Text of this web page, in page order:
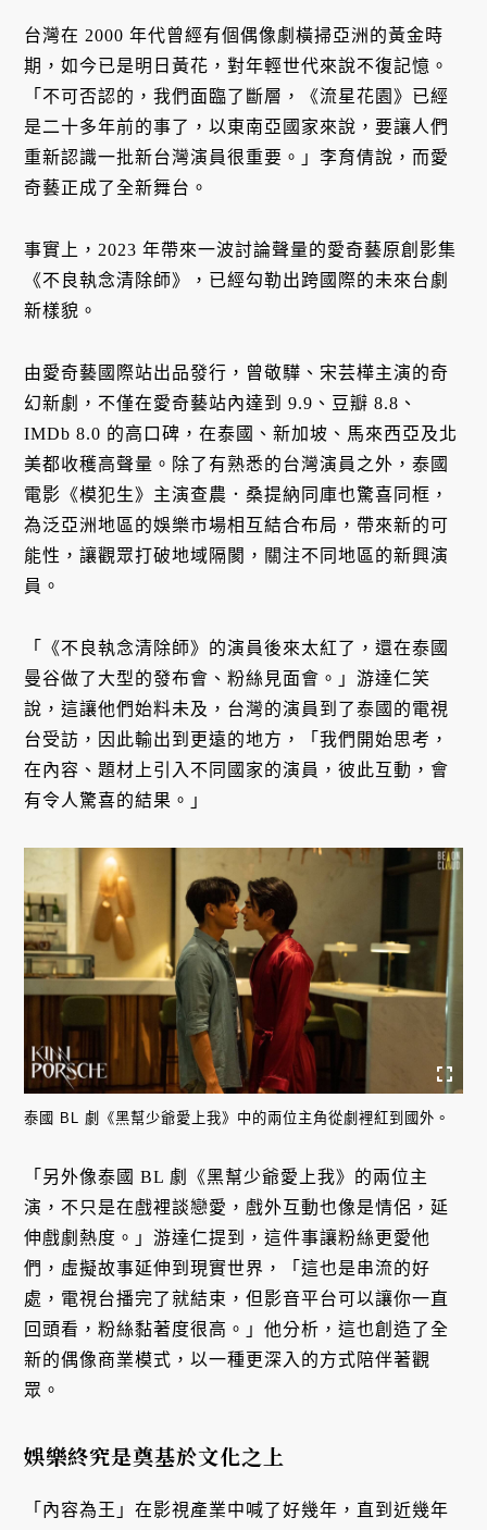
台灣在 2000 年代曾經有個偶像劇橫掃亞洲的黃金時
期，如今已是明日黃花，對年輕世代來說不復記憶。
「不可否認的，我們面臨了斷層，《流星花園》已經
是二十多年前的事了，以東南亞國家來說，要讓人們
重新認識一批新台灣演員很重要。」李育倩說，而愛
奇藝正成了全新舞台。
事實上，2023 年帶來一波討論聲量的愛奇藝原創影集
《不良執念清除師》，已經勾勒出跨國際的未來台劇
新樣貌。
由愛奇藝國際站出品發行，曾敬驊、宋芸樺主演的奇
幻新劇，不僅在愛奇藝站內達到 9.9、豆瓣 8.8、
IMDb 8.0 的高口碑，在泰國、新加坡、馬來西亞及北
美都收穫高聲量。除了有熟悉的台灣演員之外，泰國
電影《模犯生》主演查農．桑提納同庫也驚喜同框，
為泛亞洲地區的娛樂市場相互結合布局，帶來新的可
能性，讓觀眾打破地域隔閡，關注不同地區的新興演
員。
「《不良執念清除師》的演員後來太紅了，還在泰國
曼谷做了大型的發布會、粉絲見面會。」游達仁笑
說，這讓他們始料未及，台灣的演員到了泰國的電視
台受訪，因此輸出到更遠的地方，「我們開始思考，
在內容、題材上引入不同國家的演員，彼此互動，會
有令人驚喜的結果。」
泰國 BL 劇《黑幫少爺愛上我》中的兩位主角從劇裡紅到國外。
「另外像泰國 BL 劇《黑幫少爺愛上我》的兩位主
演，不只是在戲裡談戀愛，戲外互動也像是情侶，延
伸戲劇熱度。」游達仁提到，這件事讓粉絲更愛他
們，虛擬故事延伸到現實世界，「這也是串流的好
處，電視台播完了就結束，但影音平台可以讓你一直
回頭看，粉絲黏著度很高。」他分析，這也創造了全
新的偶像商業模式，以一種更深入的方式陪伴著觀
眾。
娛樂終究是奠基於文化之上
「內容為王」在影視產業中喊了好幾年，直到近幾年